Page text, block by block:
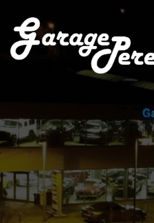
Paramètres avancés des cookies